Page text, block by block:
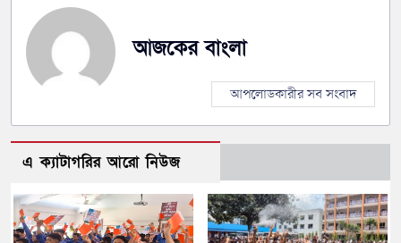
আজকের বাংলা
আপলোডকারীর সব সংবাদ
এ ক্যাটাগরির আরো নিউজ